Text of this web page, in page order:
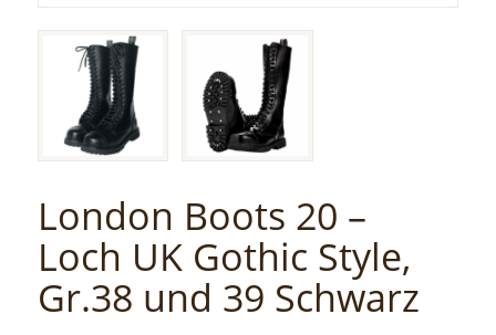
London Boots 20 –
Loch UK Gothic Style,
Gr.38 und 39 Schwarz